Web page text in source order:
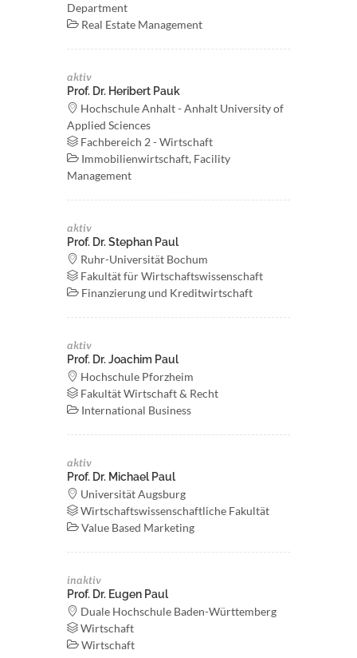
Department
Real Estate Management
aktiv
Prof. Dr. Heribert Pauk
Hochschule Anhalt - Anhalt University of
Applied Sciences
Fachbereich 2 - Wirtschaft
Immobilienwirtschaft, Facility
Management
aktiv
Prof. Dr. Stephan Paul
Ruhr-Universität Bochum
Fakultät für Wirtschaftswissenschaft
Finanzierung und Kreditwirtschaft
aktiv
Prof. Dr. Joachim Paul
Hochschule Pforzheim
Fakultät Wirtschaft & Recht
International Business
aktiv
Prof. Dr. Michael Paul
Universität Augsburg
Wirtschaftswissenschaftliche Fakultät
Value Based Marketing
inaktiv
Prof. Dr. Eugen Paul
Duale Hochschule Baden-Württemberg
Wirtschaft
Wirtschaft